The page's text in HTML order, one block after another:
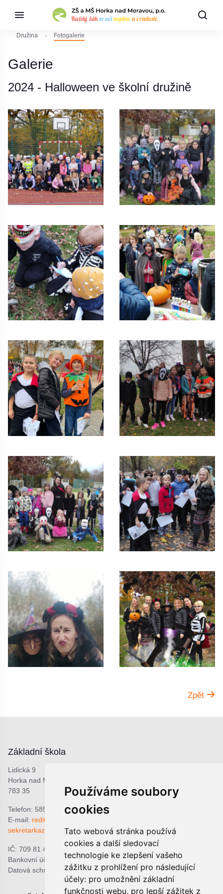
Používáme soubory
cookies
Tato webová stránka používá
cookies a další sledovací
technologie ke zlepšení vašeho
zážitku z prohlížení pro následující
účely: pro umožnění základní
funkčnosti webu, pro lepší zážitek z
Družina Fotogalerie
Galerie
2024 - Halloween ve školní družině
Zpět
Základní škola
Lidická 9
Horka nad Moravou
783 35
Telefon: 585 378 047
E-mail: reditel@zshorka.cz
sekretarkazshorka@seznam.cz
IČ: 709 81 493
Bankovní účet: 1809609309/0800
Datová schránka: bjema48